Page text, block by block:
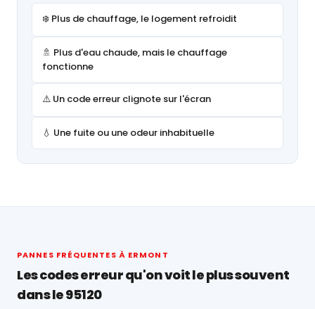
❄️ Plus de chauffage, le logement refroidit
🚿 Plus d'eau chaude, mais le chauffage
fonctionne
⚠️ Un code erreur clignote sur l'écran
💧 Une fuite ou une odeur inhabituelle
PANNES FRÉQUENTES À ERMONT
Les codes erreur qu'on voit le plus souvent
dans le 95120